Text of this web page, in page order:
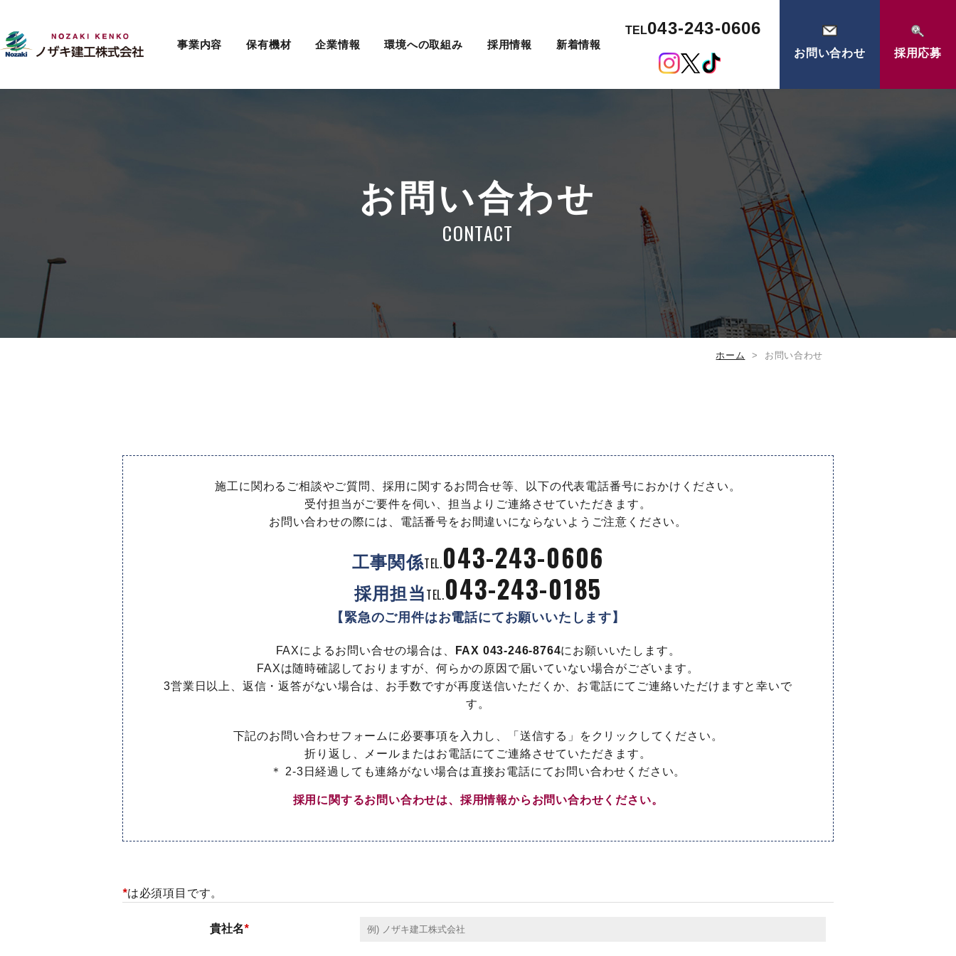
事業内容 保有機材 企業情報 環境への取組み 採用情報 新着情報
TEL043-243-0606
お問い合わせ 採用応募
お問い合わせ
CONTACT
ホーム お問い合わせ
施工に関わるご相談やご質問、採用に関するお問合せ等、以下の代表電話番号におかけください。
受付担当がご要件を伺い、担当よりご連絡させていただきます。
お問い合わせの際には、電話番号をお間違いにならないようご注意ください。
工事関係TEL.043-243-0606
採用担当TEL.043-243-0185
【緊急のご用件はお電話にてお願いいたします】
FAXによるお問い合せの場合は、 FAX 043-246-8764にお願いいたします。
FAXは随時確認しておりますが、何らかの原因で届いていない場合がございます。
3営業日以上、返信・返答がない場合は、お手数ですが再度送信いただくか、お電話にてご連絡いただけますと幸いで
す。
下記のお問い合わせフォームに必要事項を入力し、「送信する」をクリックしてください。
折り返し、メールまたはお電話にてご連絡させていただきます。
＊ 2-3日経過しても連絡がない場合は直接お電話にてお問い合わせください。
採用に関するお問い合わせは、 採用情報からお問い合わせください。
*は必須項目です。
貴社名*